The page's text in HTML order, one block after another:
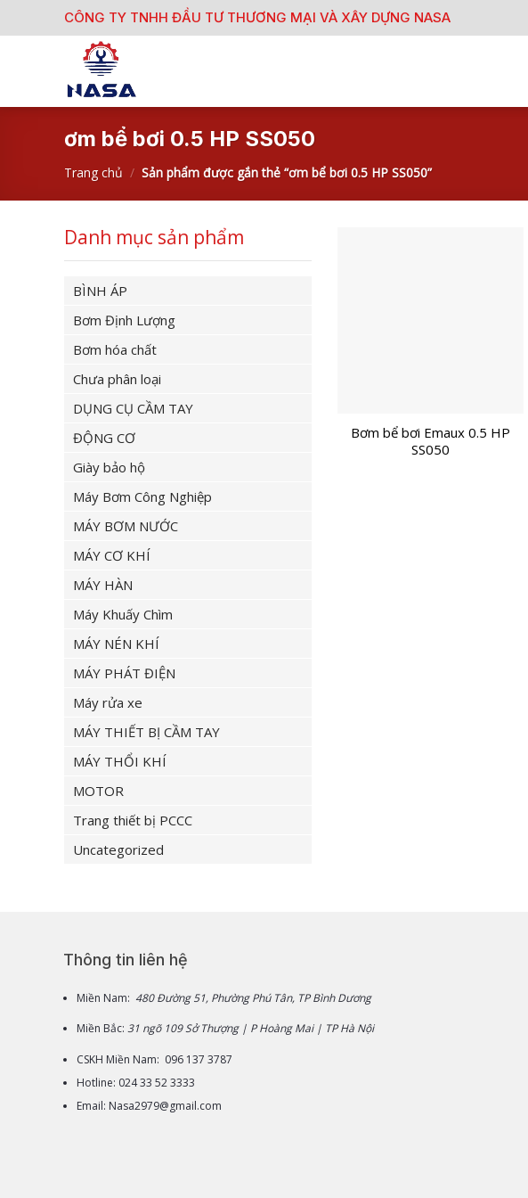
to
CÔNG TY TNHH ĐẦU TƯ THƯƠNG MẠI VÀ XÂY DỰNG NASA
ơm bể bơi 0.5 HP SS050
Trang chủ / Sản phẩm được gắn thẻ “ơm bể bơi 0.5 HP SS050”
Danh mục sản phẩm
BÌNH ÁP
Bơm Định Lượng
Bơm hóa chất
Chưa phân loại
DỤNG CỤ CẦM TAY
ĐỘNG CƠ
Giày bảo hộ
Máy Bơm Công Nghiệp
MÁY BƠM NƯỚC
MÁY CƠ KHÍ
MÁY HÀN
Máy Khuấy Chìm
MÁY NÉN KHÍ
MÁY PHÁT ĐIỆN
Máy rửa xe
MÁY THIẾT BỊ CẦM TAY
MÁY THỔI KHÍ
MOTOR
Trang thiết bị PCCC
Uncategorized
Bơm bể bơi Emaux 0.5 HP
SS050
Thông tin liên hệ
Miền Nam: 480 Đường 51, Phường Phú Tân, TP Bình Dương
Miền Bắc: 31 ngõ 109 Sở Thượng | P Hoàng Mai | TP Hà Nội
CSKH Miền Nam: 096 137 3787
Hotline: 024 33 52 3333
Email: Nasa2979@gmail.com